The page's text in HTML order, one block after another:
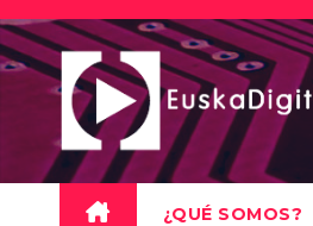
Saltar
al
contenido
¿QUÉ SOMOS?